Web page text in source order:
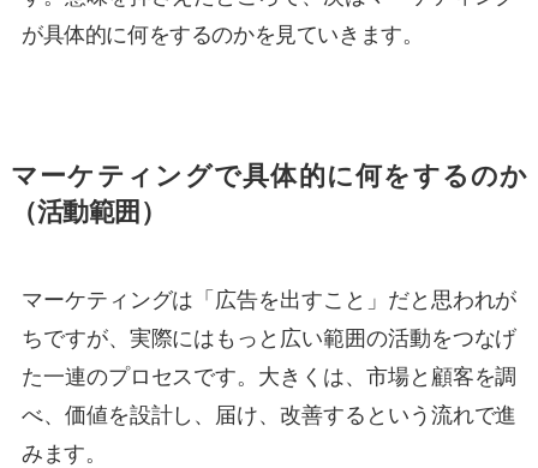
が具体的に何をするのかを見ていきます。
マーケティングで具体的に何をするのか
（活動範囲）
マーケティングは「広告を出すこと」だと思われが
ちですが、実際にはもっと広い範囲の活動をつなげ
た一連のプロセスです。大きくは、市場と顧客を調
べ、価値を設計し、届け、改善するという流れで進
みます。